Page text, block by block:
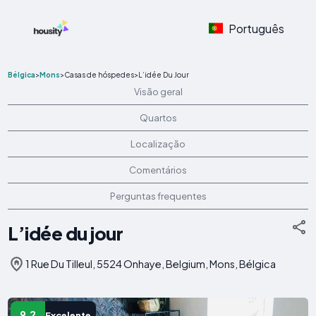
Português
Bélgica>Mons>Casas de hóspedes>L’idée Du Jour
Visão geral
Quartos
Localização
Comentários
Perguntas frequentes
L’idée du jour
1 Rue Du Tilleul, 5524 Onhaye, Belgium, Mons, Bélgica